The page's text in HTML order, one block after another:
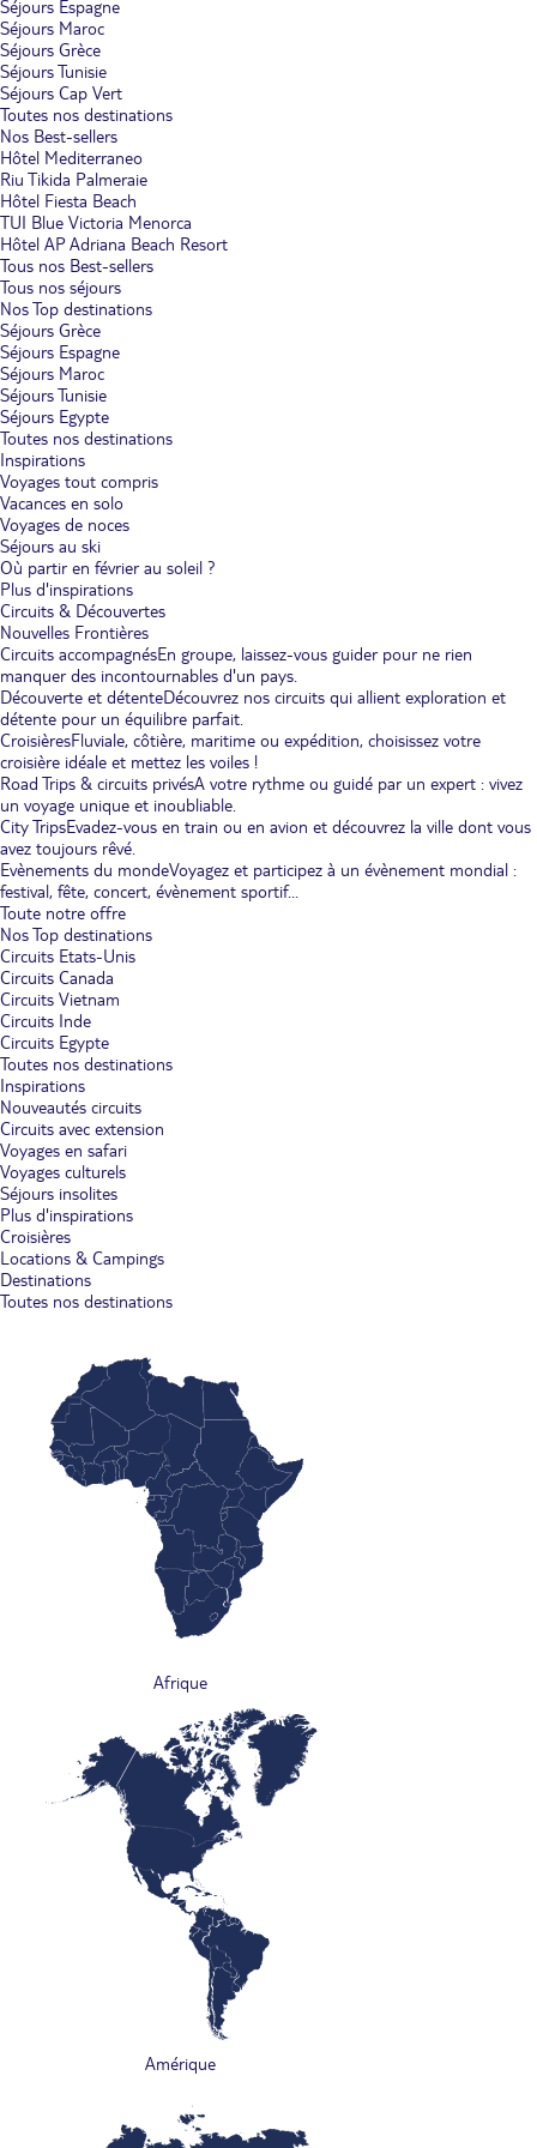
Séjours Espagne
Séjours Maroc
Séjours Grèce
Séjours Tunisie
Séjours Cap Vert
Toutes nos destinations
Nos Best-sellers
Hôtel Mediterraneo
Riu Tikida Palmeraie
Hôtel Fiesta Beach
TUI Blue Victoria Menorca
Hôtel AP Adriana Beach Resort
Tous nos Best-sellers
Tous nos séjours
Nos Top destinations
Séjours Grèce
Séjours Espagne
Séjours Maroc
Séjours Tunisie
Séjours Egypte
Toutes nos destinations
Inspirations
Voyages tout compris
Vacances en solo
Voyages de noces
Séjours au ski
Où partir en février au soleil ?
Plus d'inspirations
Circuits & Découvertes
Nouvelles Frontières
Circuits accompagnésEn groupe, laissez-vous guider pour ne rien
manquer des incontournables d'un pays.
Découverte et détenteDécouvrez nos circuits qui allient exploration et
détente pour un équilibre parfait.
CroisièresFluviale, côtière, maritime ou expédition, choisissez votre
croisière idéale et mettez les voiles !
Road Trips & circuits privésA votre rythme ou guidé par un expert : vivez
un voyage unique et inoubliable.
City TripsEvadez-vous en train ou en avion et découvrez la ville dont vous
avez toujours rêvé.
Evènements du mondeVoyagez et participez à un évènement mondial :
festival, fête, concert, évènement sportif...
Toute notre offre
Nos Top destinations
Circuits Etats-Unis
Circuits Canada
Circuits Vietnam
Circuits Inde
Circuits Egypte
Toutes nos destinations
Inspirations
Nouveautés circuits
Circuits avec extension
Voyages en safari
Voyages culturels
Séjours insolites
Plus d'inspirations
Croisières
Locations & Campings
Destinations
Toutes nos destinations
Afrique
Amérique